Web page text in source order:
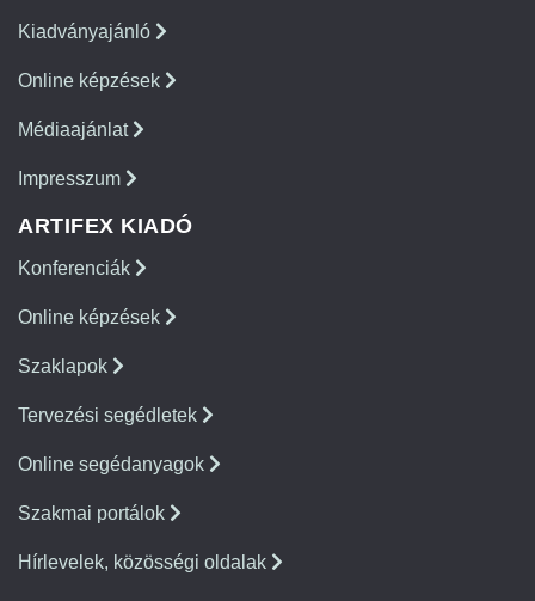
Kiadványajánló
Online képzések
Médiaajánlat
Impresszum
ARTIFEX KIADÓ
Konferenciák
Online képzések
Szaklapok
Tervezési segédletek
Online segédanyagok
Szakmai portálok
Hírlevelek, közösségi oldalak